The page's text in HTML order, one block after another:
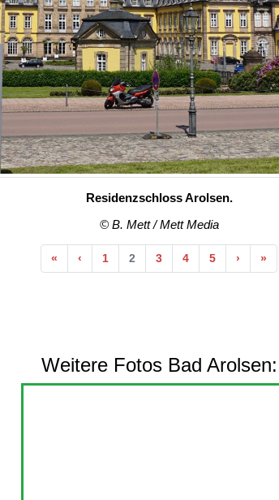
Residenzschloss Arolsen.
© B. Mett / Mett Media
« Anfang
‹ Vorherige
1 2 3 4 5 › Nächste
»
Weitere Fotos Bad Arolsen: